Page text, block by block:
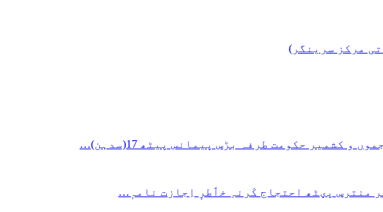
مرکز سرینگر)
منترس پؠٹھ احتجاج کَرنہِ خٲطرٕ اِجازت نامہٕ…